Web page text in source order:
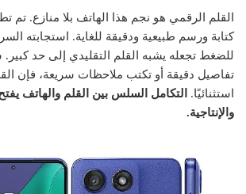
القلم الرقمي هو نجم هذا الهاتف بلا منازع. تم
كتابة ورسم طبيعية ودقيقة للغاية. استجابته
للضغط تجعله يشبه القلم التقليدي إلى حد
تفاصيل دقيقة أو تكتب ملاحظات سريعة، فإن
استثنائيًا.
التكامل السلس بين القلم والهاتف يفتح
والإنتاجية.